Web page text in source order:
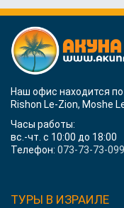
Наш офис находится
Rishon Le-Zion, Moshe
Часы работы:
вс.-чт. с 10:00 до 18:00
Телефон: 073-73-73-099
ТУРЫ В ИЗРАИЛЕ